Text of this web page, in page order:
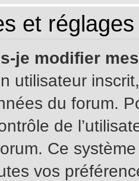
et
je modifier
utilisateur
du forum.
de
Ce
vos